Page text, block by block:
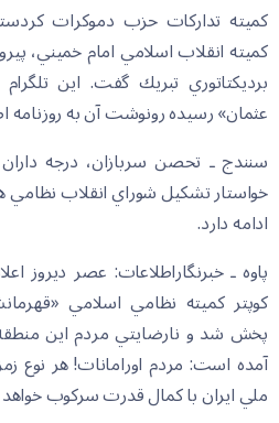
كميته تداركات حزب دموكرات
كميته انقلاب اسلامي امام خميني،
برديكتاتوري تبريك گفت. اين
عثمان» رسيده رونوشت آن به
سنندج ـ تحصن سربازان، درجه
خواستار تشكيل شوراي انقلاب
ادامه دارد.
كوپتر كميته نظامي اسلامي
پخش شد و نارضايتي مردم اين منطقه
آمده است: مردم اورامانات! هر نوع
ملي ايران با كمال قدرت سركوب